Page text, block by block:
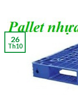
26
Th10